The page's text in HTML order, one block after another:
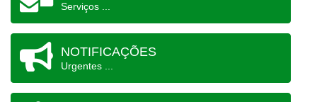
Serviços ...
NOTIFICAÇÕES
Urgentes ...